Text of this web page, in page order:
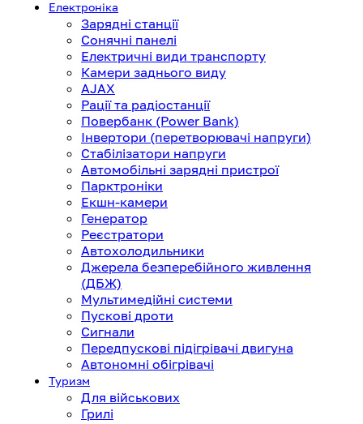
Електроніка
Зарядні станції
Сонячні панелі
Електричні види транспорту
Камери заднього виду
AJAX
Рації та радіостанції
Повербанк (Power Bank)
Інвертори (перетворювачі напруги)
Стабілізатори напруги
Автомобільні зарядні пристрої
Парктроніки
Екшн-камери
Генератор
Реєстратори
Автохолодильники
Джерела безперебійного живлення
(ДБЖ)
Мультимедійні системи
Пускові дроти
Сигнали
Передпускові підігрівачі двигуна
Автономні обігрівачі
Туризм
Для військових
Грилі